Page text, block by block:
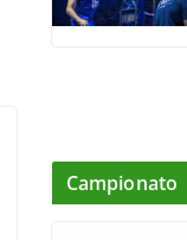
Campionato